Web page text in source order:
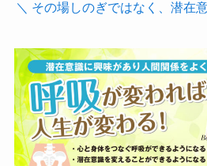
＼ その場しのぎではなく、潜在